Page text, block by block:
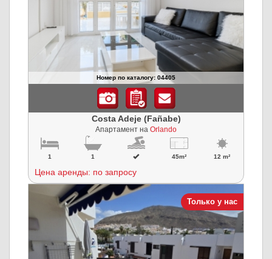
Номер по каталогу: 04405
Costa Adeje (Fañabe)
Апартамент на Orlando
1 1 45m² 12 m²
Цена аренды: по запросу
Только у нас